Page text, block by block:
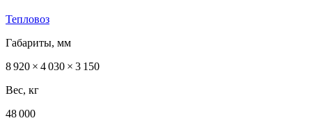
Тепловоз
Габариты, мм
8 920 × 4 030 × 3 150
Вес, кг
48 000